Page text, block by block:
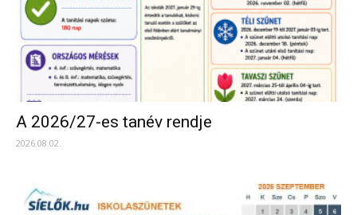
A 2026/27-es tanév rendje
2026.08.02.